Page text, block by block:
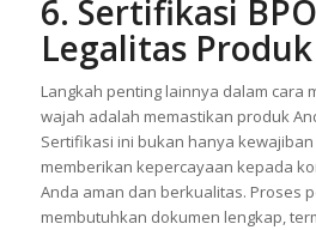
6. Sertifikasi
Legalitas Produk
Langkah penting lainnya dalam cara
wajah adalah memastikan produk
Sertifikasi ini bukan hanya
memberikan kepercayaan kepada
Anda aman dan berkualitas. Proses
membutuhkan dokumen lengkap,